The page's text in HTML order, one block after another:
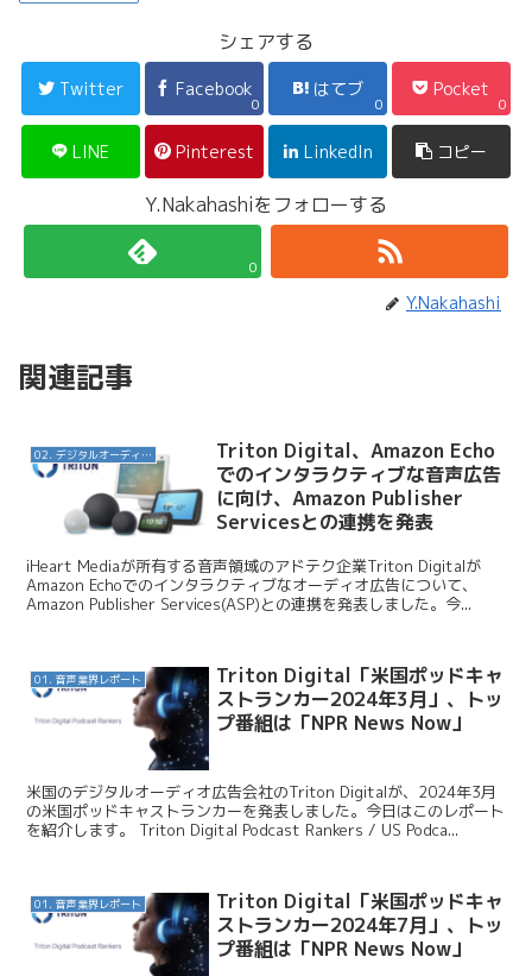
シェアする
Twitter Facebook
0
はてブ
0
Pocket
0
LINE Pinterest LinkedIn コピー
Y.Nakahashiをフォローする
0
Y.Nakahashi
関連記事
02. デジタルオーディオ広告（音声広告）
Triton Digital、Amazon Echo
でのインタラクティブな音声広告
に向け、Amazon Publisher
Servicesとの連携を発表
iHeart Mediaが所有する音声領域のアドテク企業Triton Digitalが
Amazon Echoでのインタラクティブなオーディオ広告について、
Amazon Publisher Services(ASP)との連携を発表しました。今...
01. 音声業界レポート
Triton Digital「米国ポッドキャ
ストランカー2024年3月」、トッ
プ番組は「NPR News Now」
米国のデジタルオーディオ広告会社のTriton Digitalが、2024年3月
の米国ポッドキャストランカーを発表しました。今日はこのレポート
を紹介します。 Triton Digital Podcast Rankers / US Podca...
01. 音声業界レポート
Triton Digital「米国ポッドキャ
ストランカー2024年7月」、トッ
プ番組は「NPR News Now」